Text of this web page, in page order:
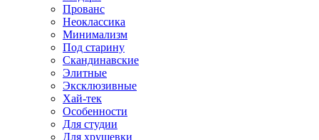
Прованс
Неоклассика
Минимализм
Под старину
Скандинавские
Элитные
Эксклюзивные
Хай-тек
Особенности
Для студии
Для хрущевки